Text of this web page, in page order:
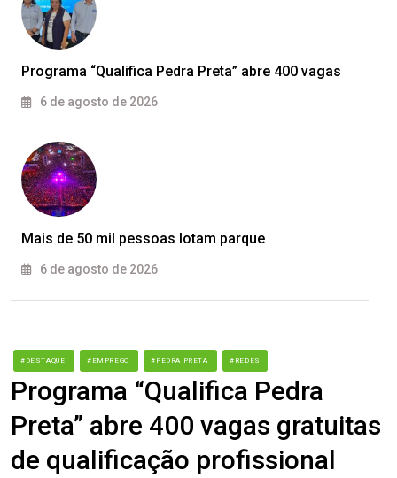
Programa “Qualifica Pedra Preta” abre 400 vagas
6 de agosto de 2026
Mais de 50 mil pessoas lotam parque
6 de agosto de 2026
#DESTAQUE #EMPREGO #PEDRA PRETA #REDES
Programa “Qualifica Pedra
Preta” abre 400 vagas gratuitas
de qualificação profissional